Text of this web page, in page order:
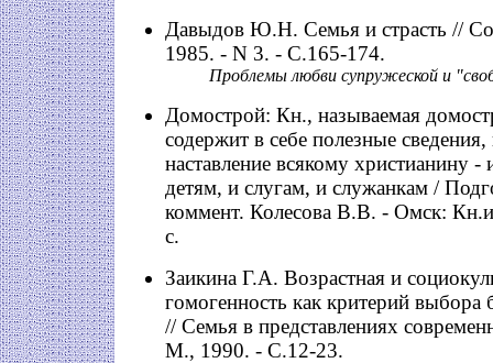
Давыдов Ю.Н. Семья и страсть //
1985. - N 3. - С.165-174.
Проблемы любви супружеской и
Домострой: Кн., называемая
содержит в себе полезные
наставление всякому христианину
детям, и слугам, и служанкам /
коммент. Колесова В.В. - Омск:
с.
Заикина Г.А. Возрастная и
гомогенность как критерий выбора
// Семья в представлениях
М., 1990. - С.12-23.